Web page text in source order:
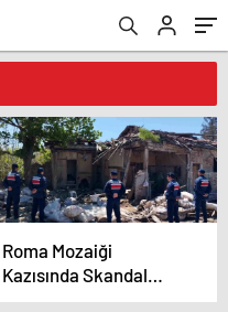
Roma Mozaiği
Kazısında Skandal
Paylaşım